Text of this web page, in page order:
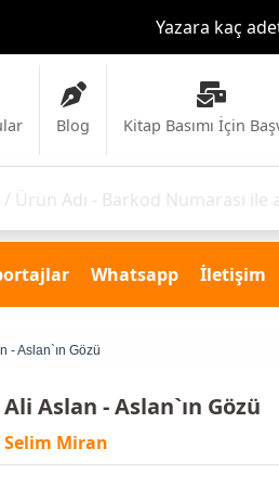
Yazara kaç
Blog Kitap Basımı İçin
Whatsapp İletişim
- Aslan`ın Gözü
Ali Aslan - Aslan`ın Gözü
Selim Miran